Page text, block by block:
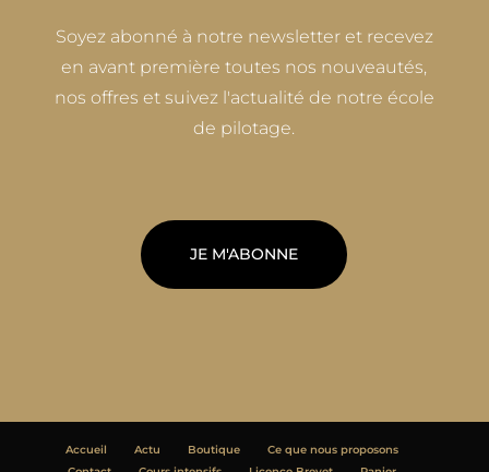
Soyez abonné à notre newsletter et recevez
en avant première toutes nos nouveautés,
nos offres et suivez l'actualité de notre école
de pilotage.
JE M'ABONNE
Accueil Actu Boutique
Ce que nous proposons